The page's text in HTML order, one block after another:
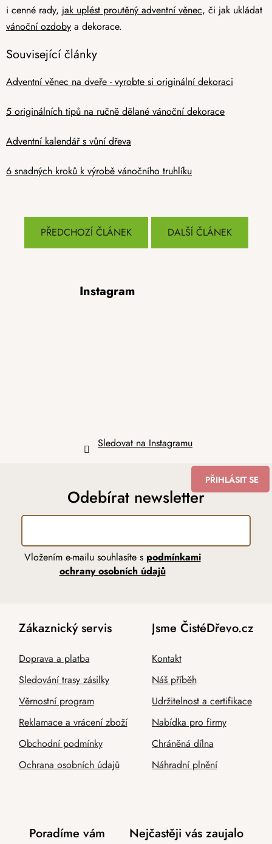
i cenné rady, jak uplést proutěný adventní věnec, či jak ukládat
vánoční ozdoby a dekorace.
Související články
Adventní věnec na dveře - vyrobte si originální dekoraci
5 originálních tipů na ručně dělané vánoční dekorace
Adventní kalendář s vůní dřeva
6 snadných kroků k výrobě vánočního truhlíku
PŘEDCHOZÍ ČLÁNEK DALŠÍ ČLÁNEK
Instagram
Sledovat na Instagramu
Odebírat newsletter
Vložením e-mailu souhlasíte s podmínkami
ochrany osobních údajů
PŘIHLÁSIT SE
Zákaznický servis
Doprava a platba
Sledování trasy zásilky
Věrnostní program
Reklamace a vrácení zboží
Obchodní podmínky
Ochrana osobních údajů
Jsme ČistéDřevo.cz
Kontakt
Náš příběh
Udržitelnost a certifikace
Nabídka pro firmy
Chráněná dílna
Náhradní plnění
Poradíme vám Nejčastěji vás zaujalo